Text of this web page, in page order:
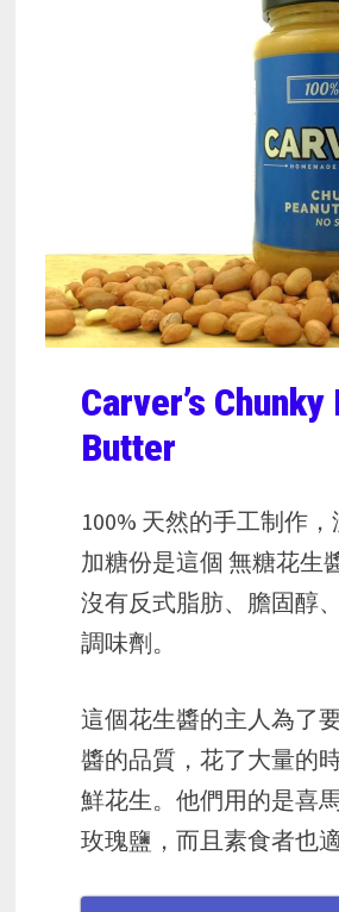
Carver’s
Butter
100% 天然的手工制作
加糖份是這個 無糖花生
沒有反式脂肪、膽固醇
調味劑。
這個花生醬的主人為了
醬的品質，花了大量的
鮮花生。他們用的是喜
玫瑰鹽，而且素食者也適